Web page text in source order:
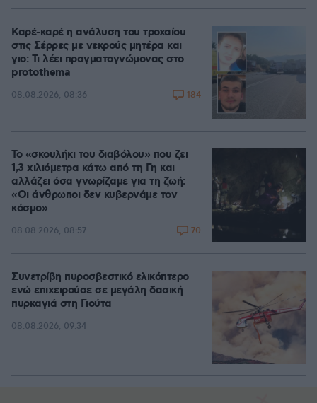
Καρέ-καρέ η ανάλυση του τροχαίου
στις Σέρρες με νεκρούς μητέρα και
γιο: Τι λέει πραγματογνώμονας στο
protothema
08.08.2026, 08:36 184
Το «σκουλήκι του διαβόλου» που ζει
1,3 χιλιόμετρα κάτω από τη Γη και
αλλάζει όσα γνωρίζαμε για τη ζωή:
«Οι άνθρωποι δεν κυβερνάμε τον
κόσμο»
08.08.2026, 08:57 70
Συνετρίβη πυροσβεστικό ελικόπτερο
ενώ επιχειρούσε σε μεγάλη δασική
πυρκαγιά στη Γιούτα
08.08.2026, 09:34